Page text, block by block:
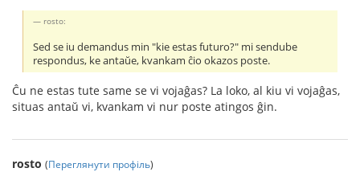
rosto:
Sed se iu demandus min "kie estas futuro?" mi sendube
respondus, ke antaŭe, kvankam ĉio okazos poste.
Ĉu ne estas tute same se vi vojaĝas? La loko, al kiu vi vojaĝas,
situas antaŭ vi, kvankam vi nur poste atingos ĝin.
rosto (Переглянути профіль)